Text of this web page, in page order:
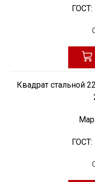
ГОСТ:
Квадрат стальной
ГОСТ: